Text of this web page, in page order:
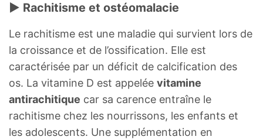
► Rachitisme et ostéomalacie
Le rachitisme est une maladie qui survient lors de
la croissance et de l’ossification. Elle est
caractérisée par un déficit de calcification des
os. La vitamine D est appelée vitamine
antirachitique car sa carence entraîne le
rachitisme chez les nourrissons, les enfants et
les adolescents. Une supplémentation en